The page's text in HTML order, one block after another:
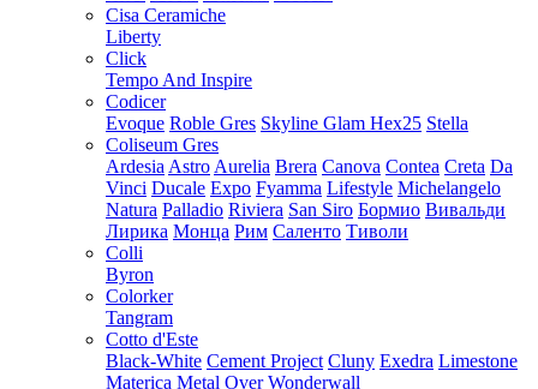
Cisa Ceramiche
Liberty
Click
Tempo And Inspire
Codicer
Evoque Roble Gres Skyline Glam Hex25 Stella
Coliseum Gres
Ardesia Astro Aurelia Brera Canova Contea Creta Da
Vinci Ducale Expo Fyamma Lifestyle Michelangelo
Natura Palladio Riviera San Siro Бормио Вивальди
Лирика Монца Рим Саленто Тиволи
Colli
Byron
Colorker
Tangram
Cotto d'Este
Black-White Cement Project Cluny Exedra Limestone
Materica Metal Over Wonderwall